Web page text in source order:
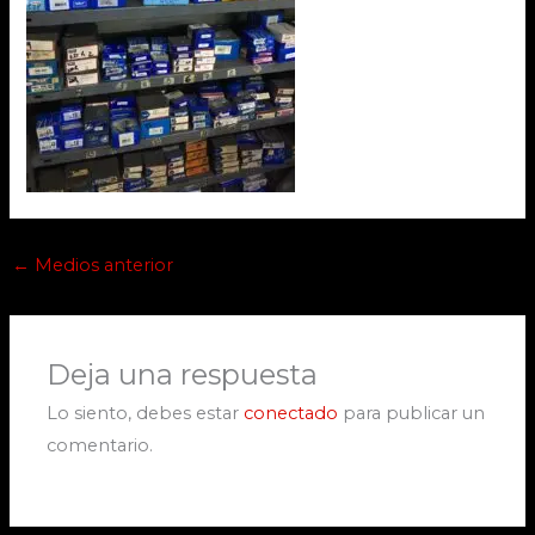
← Medios anterior
Deja una respuesta
Lo siento, debes estar conectado para publicar un
comentario.